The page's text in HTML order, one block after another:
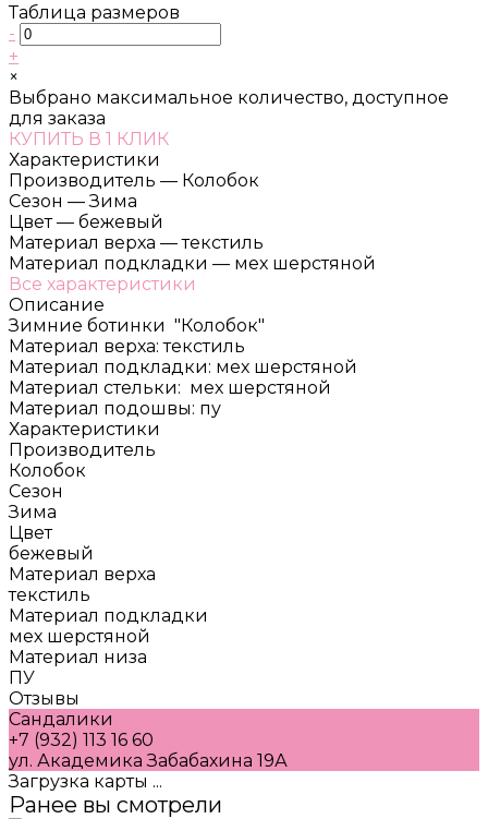
Таблица размеров
-
+
×
Выбрано максимальное количество, доступное
для заказа
КУПИТЬ В 1 КЛИК
Характеристики
Производитель — Колобок
Сезон — Зима
Цвет — бежевый
Материал верха — текстиль
Материал подкладки — мех шерстяной
Все характеристики
Описание
Зимние ботинки "Колобок"
Материал верха: текстиль
Материал подкладки: мех шерстяной
Материал стельки: мех шерстяной
Материал подошвы: пу
Характеристики
Производитель
Колобок
Сезон
Зима
Цвет
бежевый
Материал верха
текстиль
Материал подкладки
мех шерстяной
Материал низа
ПУ
Отзывы
Сандалики
+7 (932) 113 16 60
ул. Академика Забабахина 19А
Загрузка карты ...
Ранее вы смотрели